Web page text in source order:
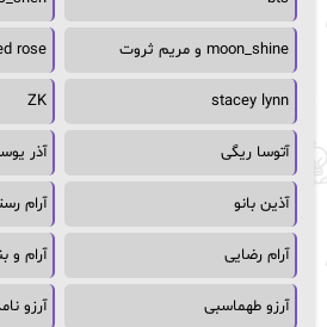
moon_shine و مریم ثروت rose
stacey lynn
ZK
آتوسا ریگی آذر
آذین بانو آرام
آرام رضایی آرام و
آرزو طهماسبی آرزو